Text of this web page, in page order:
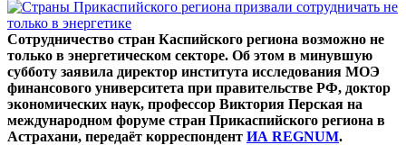
Сотрудничество стран Каспийского региона возможно не
только в энергетическом секторе. Об этом в минувшую
субботу заявила директор института исследования МОЭ
финансового университета при правительстве РФ, доктор
экономических наук, профессор Виктория Перская на
международном форуме стран Прикаспийского региона в
Астрахани, передаёт корреспондент ИА REGNUM.